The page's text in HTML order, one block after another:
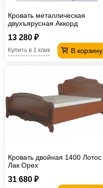
Кровать металлическая
двухъярусная Аккорд
13 280 ₽
В корзину
Купить в 1 клик
Кровать двойная 1400 Лотос
Лак Орех
31 680 ₽